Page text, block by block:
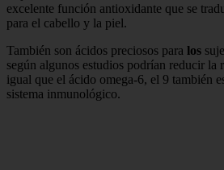
excelente función antioxidante que se
para el cabello y la piel.
También son ácidos preciosos para los
según algunos estudios podrían reducir la
igual que el ácido omega-6, el 9 también
sistema inmunológico.